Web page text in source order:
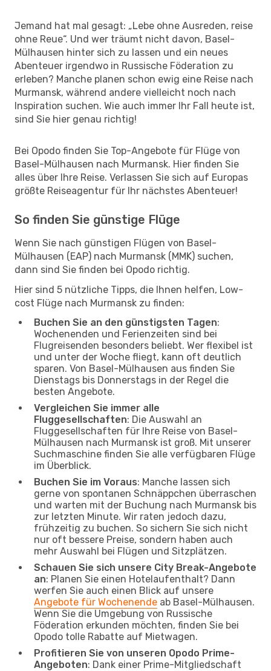
Jemand hat mal gesagt: „Lebe ohne Ausreden, reise
ohne Reue“. Und wer träumt nicht davon, Basel-
Mülhausen hinter sich zu lassen und ein neues
Abenteuer irgendwo in Russische Föderation zu
erleben? Manche planen schon ewig eine Reise nach
Murmansk, während andere vielleicht noch nach
Inspiration suchen. Wie auch immer Ihr Fall heute ist,
sind Sie hier genau richtig!
Bei Opodo finden Sie Top-Angebote für Flüge von
Basel-Mülhausen nach Murmansk. Hier finden Sie
alles über Ihre Reise. Verlassen Sie sich auf Europas
größte Reiseagentur für Ihr nächstes Abenteuer!
So finden Sie günstige Flüge
Wenn Sie nach günstigen Flügen von Basel-
Mülhausen (EAP) nach Murmansk (MMK) suchen,
dann sind Sie finden bei Opodo richtig.
Hier sind 5 nützliche Tipps, die Ihnen helfen, Low-
cost Flüge nach Murmansk zu finden:
Buchen Sie an den günstigsten Tagen:
Wochenenden und Ferienzeiten sind bei
Flugreisenden besonders beliebt. Wer flexibel ist
und unter der Woche fliegt, kann oft deutlich
sparen. Von Basel-Mülhausen aus finden Sie
Dienstags bis Donnerstags in der Regel die
besten Angebote.
Vergleichen Sie immer alle
Fluggesellschaften: Die Auswahl an
Fluggesellschaften für Ihre Reise von Basel-
Mülhausen nach Murmansk ist groß. Mit unserer
Suchmaschine finden Sie alle verfügbaren Flüge
im Überblick.
Buchen Sie im Voraus: Manche lassen sich
gerne von spontanen Schnäppchen überraschen
und warten mit der Buchung nach Murmansk bis
zur letzten Minute. Wir raten jedoch dazu,
frühzeitig zu buchen. So sichern Sie sich nicht
nur oft bessere Preise, sondern haben auch
mehr Auswahl bei Flügen und Sitzplätzen.
Schauen Sie sich unsere City Break-Angebote
an: Planen Sie einen Hotelaufenthalt? Dann
werfen Sie auch einen Blick auf unsere
Angebote für Wochenende ab Basel-Mülhausen.
Wenn Sie die Umgebung von Russische
Föderation erkunden möchten, finden Sie bei
Opodo tolle Rabatte auf Mietwagen.
Profitieren Sie von unseren Opodo Prime-
Angeboten: Dank einer Prime-Mitgliedschaft